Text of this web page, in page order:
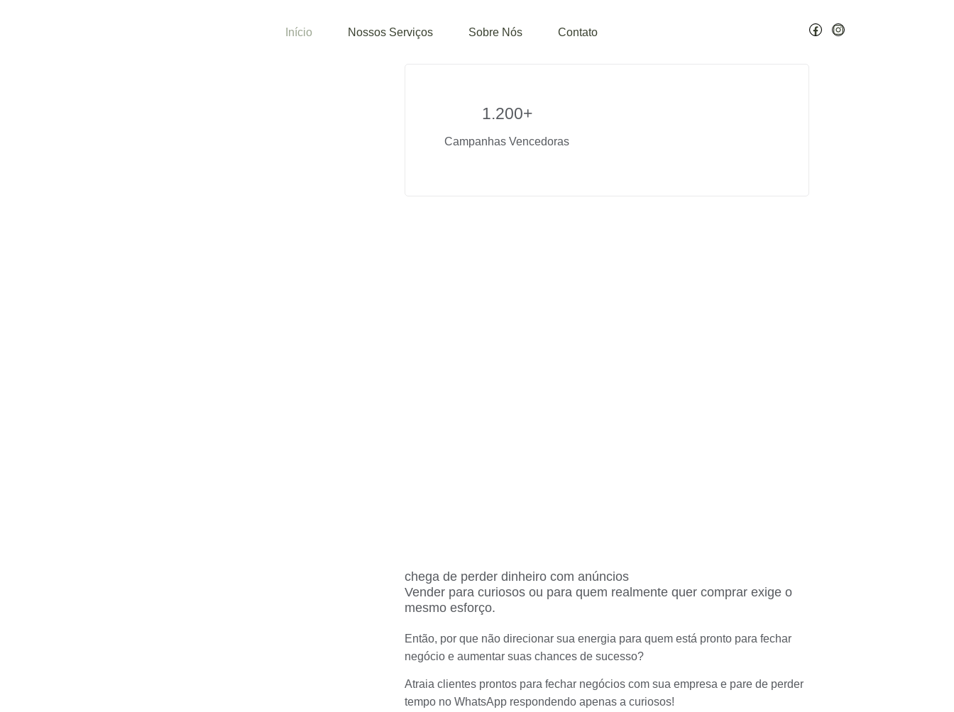
Início Nossos Serviços Sobre Nós Contato
1.200+
Campanhas Vencedoras
chega de perder dinheiro com anúncios
Vender para curiosos ou para quem realmente quer comprar exige o
mesmo esforço.
Então, por que não direcionar sua energia para quem está pronto para fechar
negócio e aumentar suas chances de sucesso?
Atraia clientes prontos para fechar negócios com sua empresa e pare de perder
tempo no WhatsApp respondendo apenas a curiosos!